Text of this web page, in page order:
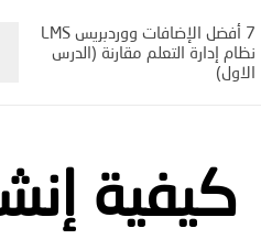
7 أفضل الإضافات ووردبريس LMS
نظام إدارة التعلم مقارنة (الدرس
الاول)
كيفية